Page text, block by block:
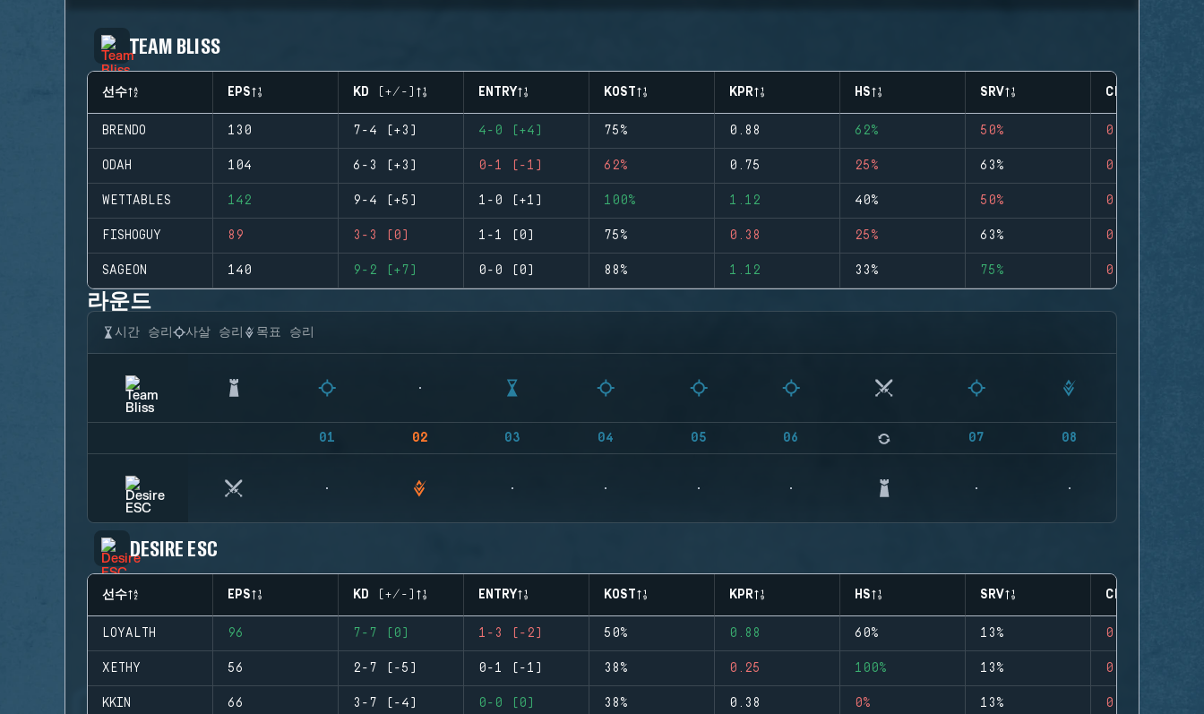
TEAM BLISS
선수 EPS KD (+/-) ENTRY KOST KPR HS SRV CLUTCHES
BRENDO 130 7-4 (+3) 4-0 (+4) 75% 0.88 62% 50% 0
ODAH 104 6-3 (+3) 0-1 (-1) 62% 0.75 25% 63% 0
WETTABLES 142 9-4 (+5) 1-0 (+1) 100% 1.12 40% 50% 0
FISHOGUY 89 3-3 (0) 1-1 (0) 75% 0.38 25% 63% 0
SAGEON 140 9-2 (+7) 0-0 (0) 88% 1.12 33% 75% 0
라운드
시간 승리 사살 승리 목표 승리
01 02 03 04 05 06 07 08
DESIRE ESC
선수 EPS KD (+/-) ENTRY KOST KPR HS SRV CLUTCHES
LOYALTH 96 7-7 (0) 1-3 (-2) 50% 0.88 60% 13% 0
XETHY 56 2-7 (-5) 0-1 (-1) 38% 0.25 100% 13% 0
KKIN 66 3-7 (-4) 0-0 (0) 38% 0.38 0% 13% 0